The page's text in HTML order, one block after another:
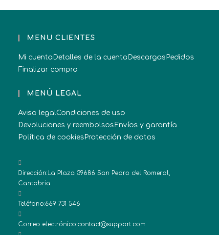
MENU CLIENTES
Mi cuenta Detalles de la cuenta Descargas Pedidos
Finalizar compra
MENÚ LEGAL
Aviso legalCondiciones de uso
Devoluciones y reembolsos Envíos y garantía
Política de cookies Protección de datos
Dirección:La Plaza 39686 San Pedro del Romeral,
Cantabria
Teléfono:669 731 546
Correo electrónico:contact@support.com